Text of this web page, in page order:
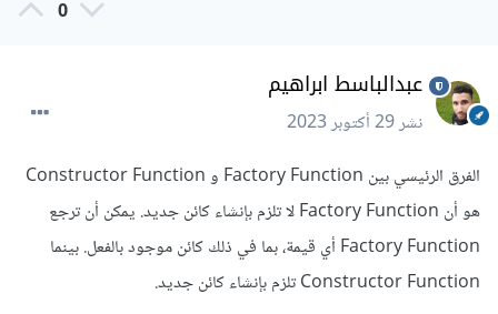
0
عبدالباسط ابراهيم
نشر29 أكتوبر 2023
الفرق الرئيسي بين Factory Function و Constructor Function
هو أن Factory Function لا تلزم بإنشاء كائن جديد. يمكن أن ترجع
Factory Function أي قيمة، بما في ذلك كائن موجود بالفعل. بينما
Constructor Function تلزم بإنشاء كائن جديد.